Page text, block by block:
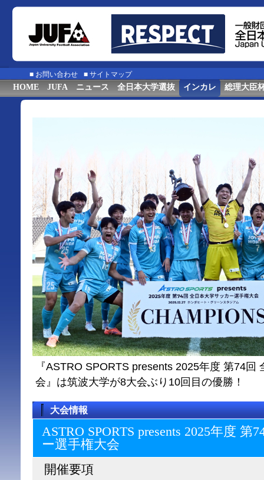
■ お問い合わせ ■ サイトマップ
HOME JUFA ニュース 全日本大学選抜 インカレ 総理大臣
『ASTRO SPORTS presents 2025年度 第74回
会』は筑波大学が8大会ぶり10回目の優勝！
大会情報
ASTRO SPORTS presents 2025年度
ー選⼿権⼤会
開催要項